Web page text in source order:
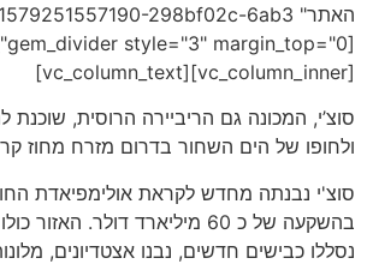
[vc_column_inner][vc_column_text]
סוצ’י, המכונה גם הריביירה הרוסית, שוכנת
ולחופו של הים השחור בדרום מזרח מחוז
בהשקעה של כ 60 מיליארד דולר.
נסללו כבישים חדשים, נבנו אצטדיונים,